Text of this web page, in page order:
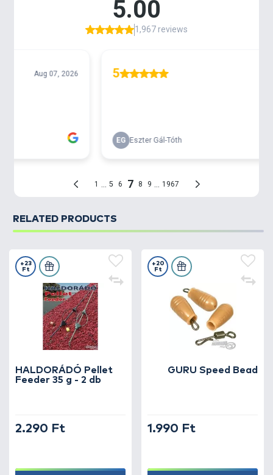
akkor is, amikor hosszabb távon kell a
felszereléseket a horgászhelyre vinni.
RELATED PRODUCTS
HALDORÁDÓ Pellet
Feeder 35 g - 2 db
+23
Ft
2.290 Ft
GURU Speed Bead
+20
Ft
1.990 Ft